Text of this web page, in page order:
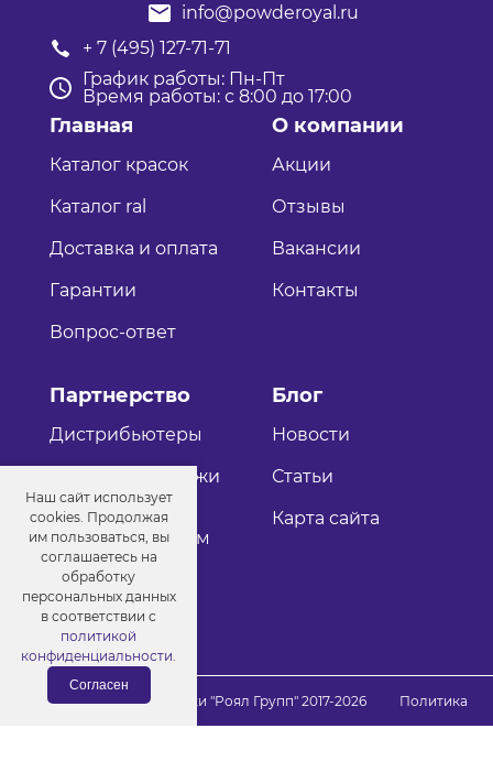
info@powderoyal.ru
+ 7 (495) 127-71-71
График работы: Пн-Пт
Время работы: с 8:00 до 17:00
Главная
Каталог красок
Каталог ral
Доставка и оплата
Гарантии
Вопрос-ответ
О компании
Акции
Отзывы
Вакансии
Контакты
Партнерство
Дистрибьютеры
Оптовые продажи
Как стать
дистрибьютером
Блог
Новости
Статьи
Карта сайта
© Порошковые краски "Роял Групп" 2017-2026
Политика
конфиденциальности
Наш сайт использует
cookies. Продолжая
им пользоваться, вы
соглашаетесь на
обработку
персональных данных
в соответствии с
политикой
конфиденциальности.
Согласен